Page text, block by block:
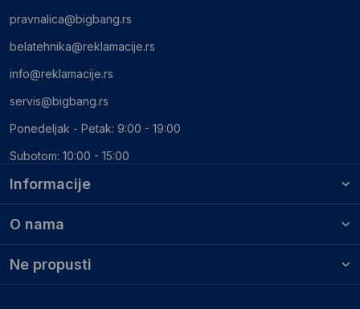
Informacije
O nama
Ne propusti
pravnalica@bigbang.rs
belatehnika@reklamacije.rs
info@reklamacije.rs
servis@bigbang.rs
Ponedeljak - Petak: 9:00 - 19:00
Subotom: 10:00 - 15:00